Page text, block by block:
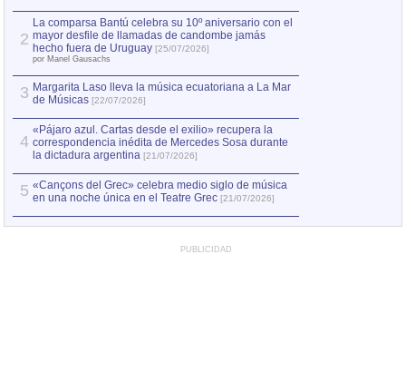
2
La comparsa Bantú celebra su 10º aniversario con el
mayor desfile de llamadas de candombe jamás
hecho fuera de Uruguay [25/07/2026]
por Manel Gausachs
3 Margarita Laso lleva la música ecuatoriana a La Mar
de Músicas [22/07/2026]
4
«Pájaro azul. Cartas desde el exilio» recupera la
correspondencia inédita de Mercedes Sosa durante
la dictadura argentina [21/07/2026]
5 «Cançons del Grec» celebra medio siglo de música
en una noche única en el Teatre Grec [21/07/2026]
PUBLICIDAD